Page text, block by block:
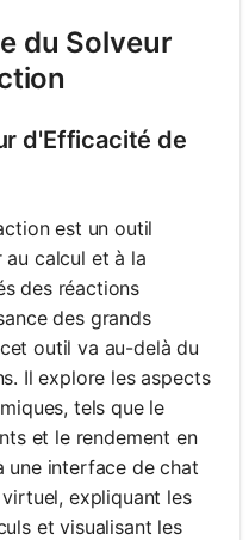
du Solveur
d'Efficacité de
est un outil
calcul et à la
des réactions
des grands
outil va au-delà du
Il explore les aspects
tels que le
et le rendement en
une interface de chat
expliquant les
et visualisant les